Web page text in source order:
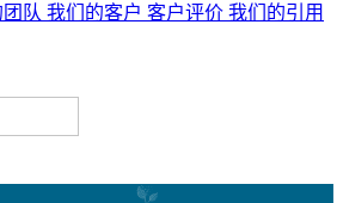
队 我们的客户 客户评价 我们的引用